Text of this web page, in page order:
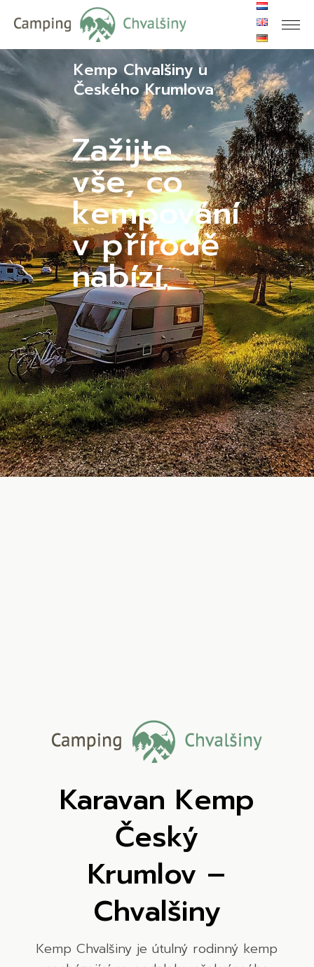
Ekologický
bazén se
slanou vodou.
Vyberte si zdravé prostředí.
Karavan Kemp
Český
Krumlov –
Chvalšiny
Kemp Chvalšiny je útulný rodinný kemp